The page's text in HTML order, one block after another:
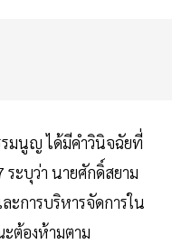
รมนูญ ได้มีคำวินิจฉัยที่
ะบุว่า นายศักดิ์สยาม
ะการบริหารจัดการใน
ต้องห้ามตาม